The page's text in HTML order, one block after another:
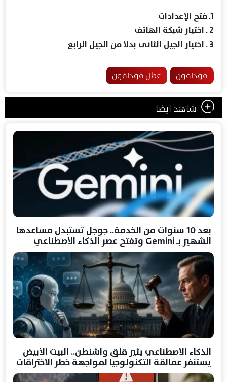
1ـ فتح الإعدادات
2 ـ اختيار شبكة الهاتف
3 ـ اختيار الجيل الثانى بدلا من الجيل الرابع
فودافون عطل فودافون
شاهد ايضا
بعد 10 سنوات من الخدمة.. جوجل تستبدل مساعدها
الشهير بـ Gemini وتفتح عصر الذكاء الاصطناعي
الذكاء الاصطناعي يثير قلق واشنطن.. البيت الأبيض
يستنفر عمالقة التكنولوجيا لمواجهة خطر الاختراقات